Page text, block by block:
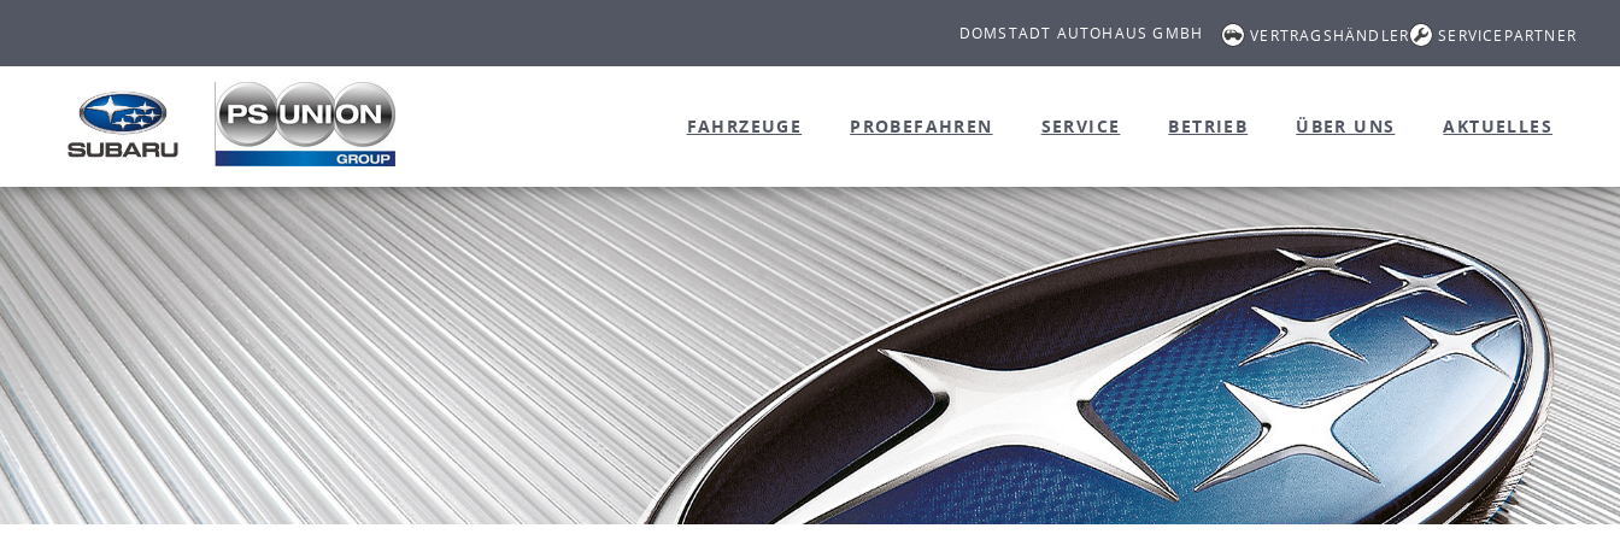
DOMSTADT AUTOHAUS GMBH VERTRAGSHÄNDLER SERVICEPARTNER
FAHRZEUGE PROBEFAHREN SERVICE BETRIEB ÜBER UNS AKTUELLES